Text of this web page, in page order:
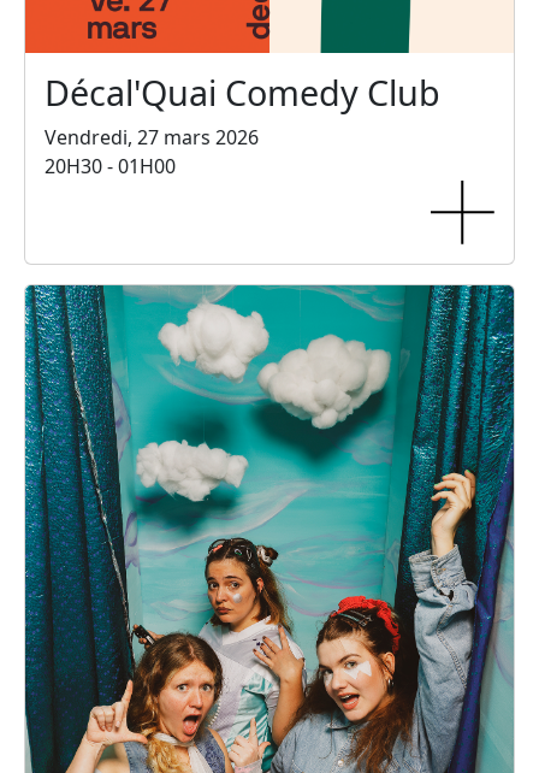
Décal'Quai Comedy Club
Vendredi, 27 mars 2026
20H30 - 01H00